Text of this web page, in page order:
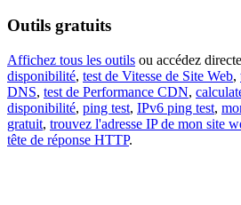
Outils gratuits
Affichez tous les outils ou accédez
disponibilité, test de Vitesse de Site Web,
DNS, test de Performance CDN,
disponibilité, ping test, IPv6 ping test,
gratuit, trouvez l'adresse IP de mon site
tête de réponse HTTP.